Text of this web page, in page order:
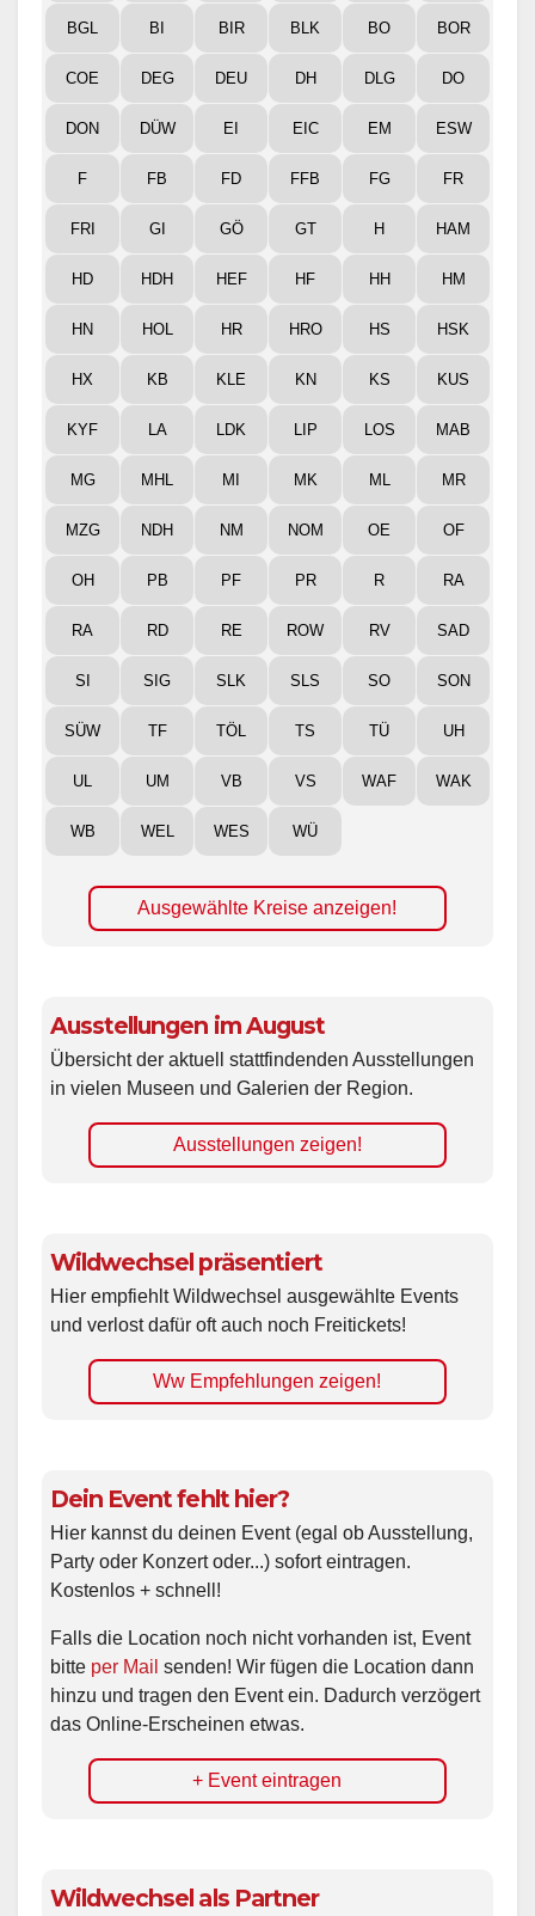
BGL BI BIR BLK BO BOR
COE DEG DEU DH DLG DO
DON DÜW EI EIC EM ESW
F FB FD FFB FG FR
FRI GI GÖ GT H HAM
HD HDH HEF HF HH HM
HN HOL HR HRO HS HSK
HX KB KLE KN KS KUS
KYF LA LDK LIP LOS MAB
MG MHL MI MK ML MR
MZG NDH NM NOM OE OF
OH PB PF PR R RA
RA RD RE ROW RV SAD
SI SIG SLK SLS SO SON
SÜW TF TÖL TS TÜ UH
UL UM VB VS WAF WAK
WB WEL WES WÜ
Ausgewählte Kreise anzeigen!
Ausstellungen im August
Übersicht der aktuell stattfindenden Ausstellungen
in vielen Museen und Galerien der Region.
Ausstellungen zeigen!
Wildwechsel präsentiert
Hier empfiehlt Wildwechsel ausgewählte Events
und verlost dafür oft auch noch Freitickets!
Ww Empfehlungen zeigen!
Dein Event fehlt hier?
Hier kannst du deinen Event (egal ob Ausstellung,
Party oder Konzert oder...) sofort eintragen.
Kostenlos + schnell!
Falls die Location noch nicht vorhanden ist, Event
bitte per Mail senden! Wir fügen die Location dann
hinzu und tragen den Event ein. Dadurch verzögert
das Online-Erscheinen etwas.
+ Event eintragen
Wildwechsel als Partner